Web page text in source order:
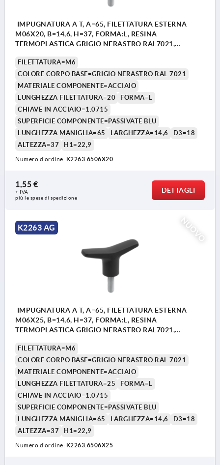
IMPUGNATURA A T, A=65, FILETTATURA ESTERNA
M06X20, B=14,6, H=37, FORMA:L, RESINA
TERMOPLASTICA GRIGIO NERASTRO RAL7021,
FILETTATURA=M6
COLORE CORPO BASE=GRIGIO NERASTRO RAL 7021
MATERIALE COMPONENTE=ACCIAIO
LUNGHEZZA FILETTATURA=20
FORMA=L
CHIAVE IN ACCIAIO=1.0715
SUPERFICIE COMPONENTE=PASSIVATE BLU
LUNGHEZZA MANIGLIA=65
LARGHEZZA=14,6
D3=18
ALTEZZA=37
H1=22,9
Numero d’ordine: K2263.6506X20
1,55 €
+ IVA
più le spese di spedizione
DETTAGLI
NUOVO
K2263 AG
IMPUGNATURA A T, A=65, FILETTATURA ESTERNA
M06X25, B=14,6, H=37, FORMA:L, RESINA
TERMOPLASTICA GRIGIO NERASTRO RAL7021,
FILETTATURA=M6
COLORE CORPO BASE=GRIGIO NERASTRO RAL 7021
MATERIALE COMPONENTE=ACCIAIO
LUNGHEZZA FILETTATURA=25
FORMA=L
CHIAVE IN ACCIAIO=1.0715
SUPERFICIE COMPONENTE=PASSIVATE BLU
LUNGHEZZA MANIGLIA=65
LARGHEZZA=14,6
D3=18
ALTEZZA=37
H1=22,9
Numero d’ordine: K2263.6506X25